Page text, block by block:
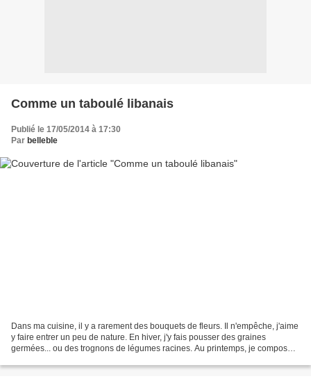
Comme un taboulé libanais
Publié le 17/05/2014 à 17:30
Par belleble
Dans ma cuisine, il y a rarement des bouquets de fleurs. Il n'empêche, j'aime
y faire entrer un peu de nature. En hiver, j'y fais pousser des graines
germées... ou des trognons de légumes racines. Au printemps, je compose